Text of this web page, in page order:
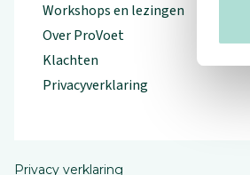
Workshops en lezingen
Over ProVoet
Klachten
Privacyverklaring
Privacy verklaring